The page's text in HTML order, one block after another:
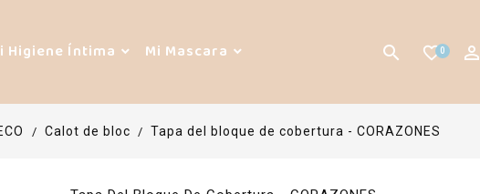

favorite_border0

Higiene Íntima Mi Mascara
Calot de bloc Tapa del bloque de cobertura - CORAZONES